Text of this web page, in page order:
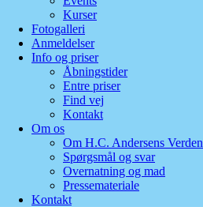
Kurser
Fotogalleri
Anmeldelser
Info og priser
Åbningstider
Entre priser
Find vej
Kontakt
Om os
Om H.C. Andersens Verden
Spørgsmål og svar
Overnatning og mad
Pressemateriale
Kontakt